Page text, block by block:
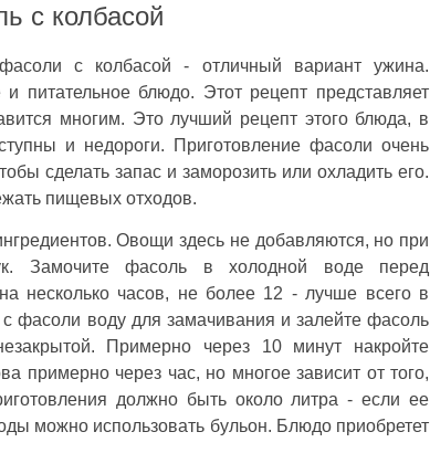
с колбасой
с колбасой - отличный вариант ужина.
питательное блюдо. Этот рецепт представляет
многим. Это лучший рецепт этого блюда, в
и недороги. Приготовление фасоли очень
сделать запас и заморозить или охладить его.
пищевых отходов.
Овощи здесь не добавляются, но при
Замочите фасоль в холодной воде перед
несколько часов, не более 12 - лучше всего в
фасоли воду для замачивания и залейте фасоль
Примерно через 10 минут накройте
примерно через час, но многое зависит от того,
должно быть около литра - если ее
можно использовать бульон. Блюдо приобретет